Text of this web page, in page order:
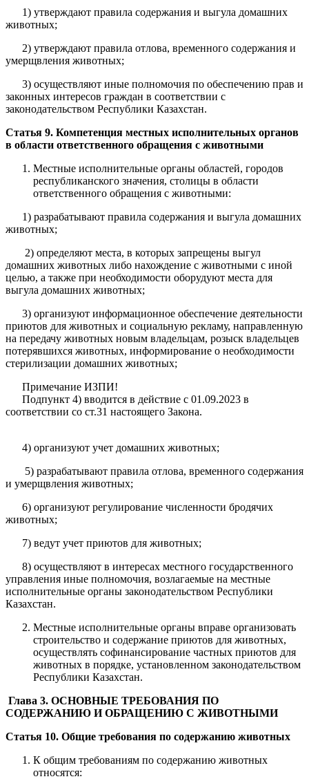
1) утверждают правила содержания и выгула домашних
животных;
2) утверждают правила отлова, временного содержания и
умерщвления животных;
3) осуществляют иные полномочия по обеспечению прав и
законных интересов граждан в соответствии с
законодательством Республики Казахстан.
Статья 9. Компетенция местных исполнительных органов
в области ответственного обращения с животными
Местные исполнительные органы областей, городов
республиканского значения, столицы в области
ответственного обращения с животными:
1) разрабатывают правила содержания и выгула домашних
животных;
2) определяют места, в которых запрещены выгул
домашних животных либо нахождение с животными с иной
целью, а также при необходимости оборудуют места для
выгула домашних животных;
3) организуют информационное обеспечение деятельности
приютов для животных и социальную рекламу, направленную
на передачу животных новым владельцам, розыск владельцев
потерявшихся животных, информирование о необходимости
стерилизации домашних животных;
Примечание ИЗПИ!
Подпункт 4) вводится в действие с 01.09.2023 в
соответствии со ст.31 настоящего Закона.
4) организуют учет домашних животных;
5) разрабатывают правила отлова, временного содержания
и умерщвления животных;
6) организуют регулирование численности бродячих
животных;
7) ведут учет приютов для животных;
8) осуществляют в интересах местного государственного
управления иные полномочия, возлагаемые на местные
исполнительные органы законодательством Республики
Казахстан.
Местные исполнительные органы вправе организовать
строительство и содержание приютов для животных,
осуществлять софинансирование частных приютов для
животных в порядке, установленном законодательством
Республики Казахстан.
Глава 3. ОСНОВНЫЕ ТРЕБОВАНИЯ ПО
СОДЕРЖАНИЮ И ОБРАЩЕНИЮ С ЖИВОТНЫМИ
Статья 10. Общие требования по содержанию животных
К общим требованиям по содержанию животных
относятся: